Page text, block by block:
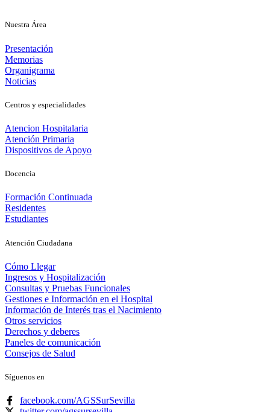
Nuestra Área
Presentación
Memorias
Organigrama
Noticias
Centros y especialidades
Atencion Hospitalaria
Atención Primaria
Dispositivos de Apoyo
Docencia
Formación Continuada
Residentes
Estudiantes
Atención Ciudadana
Cómo Llegar
Ingresos y Hospitalización
Consultas y Pruebas Funcionales
Gestiones e Información en el Hospital
Información de Interés tras el Nacimiento
Otros servicios
Derechos y deberes
Paneles de comunicación
Consejos de Salud
Síguenos en
facebook.com/AGSSurSevilla